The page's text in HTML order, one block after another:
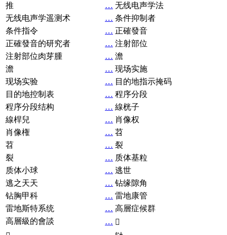
推
… 无线电声学法
无线电声学遥测术
… 条件抑制者
条件指令
… 正確發音
正確發音的研究者
… 注射部位
注射部位肉芽腫
… 澹
澹
… 现场实施
现场实验
… 目的地指示掩码
目的地控制表
… 程序分段
程序分段结构
… 線桄子
線桿兒
… 肖像权
肖像権
… 苕
苕
… 裂
裂
… 质体基粒
质体小球
… 逃世
逃之天天
… 钻缘隙角
钻胸甲科
… 雷地康管
雷地斯特系统
… 高層症候群
高層級的會談
… 𧘞